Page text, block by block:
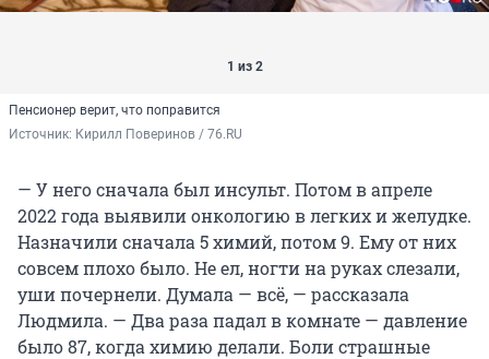
1 из 2
Пенсионер верит, что поправится
Источник: Кирилл Поверинов / 76.RU
— У него сначала был инсульт. Потом в апреле
2022 года выявили онкологию в легких и желудке.
Назначили сначала 5 химий, потом 9. Ему от них
совсем плохо было. Не ел, ногти на руках слезали,
уши почернели. Думала — всё, — рассказала
Людмила. — Два раза падал в комнате — давление
было 87, когда химию делали. Боли страшные